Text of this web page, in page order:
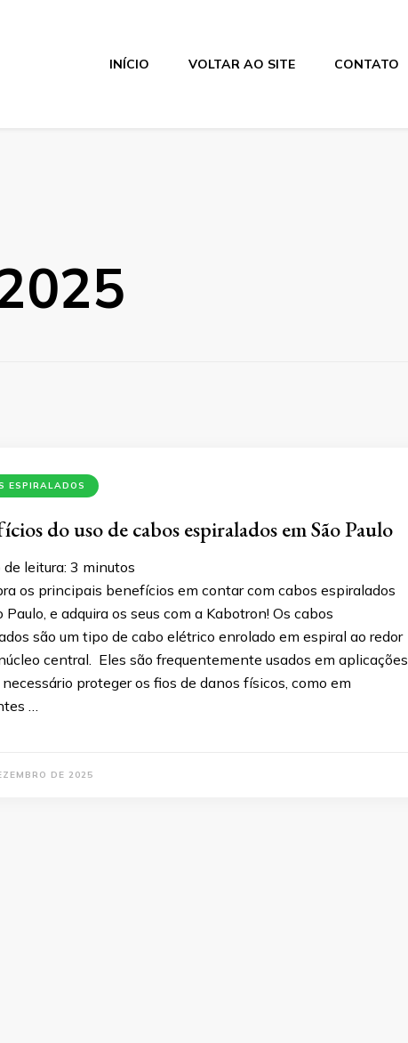
INÍCIO VOLTAR AO SITE CONTATO
ESPIRALADOS
do uso de cabos espiralados em São Paulo
leitura: 3 minutos
os principais benefícios em contar com cabos espiralados
Paulo, e adquira os seus com a Kabotron! Os cabos
são um tipo de cabo elétrico enrolado em espiral ao redor
central. Eles são frequentemente usados em aplicações
proteger os fios de danos físicos, como em
…
DE 2025